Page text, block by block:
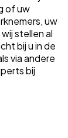
of uw
uw
stellen al
bij u in de
via andere
bij